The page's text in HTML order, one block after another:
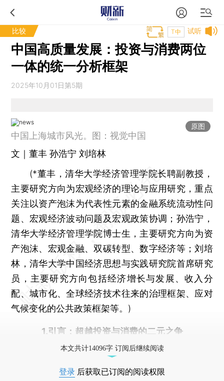
比较 试听
T中
中国高质量发展：投资与消费两位
一体的统一分析框架
2025年10月01日第5期
原图
中国上海城市风光。图：视觉中国
文｜董丰 孙浩宁 刘培林
(*董丰，清华大学经济管理学院长聘副教授，
主要研究方向为宏观经济的理论与应用研究，重点
关注以资产泡沫为代表性元素的金融系统流动性问
题、宏观经济波动问题及宏观政策协调；孙浩宁，
清华大学经济管理学院博士生，主要研究方向为资
产泡沫、宏观金融、双碳转型、数字经济等；刘培
林，清华大学中国经济思想与实践研究院首席研究
员，主要研究方向包括经济增长与发展、收入分
配、城市化、全球经济技术往来的治理框架、应对
气候变化的公共政策框架等。)
1.引言：超越投资与消费的二元之争
本文共计14096字 订阅后继续阅读
登录 后获取已订阅的阅读权限